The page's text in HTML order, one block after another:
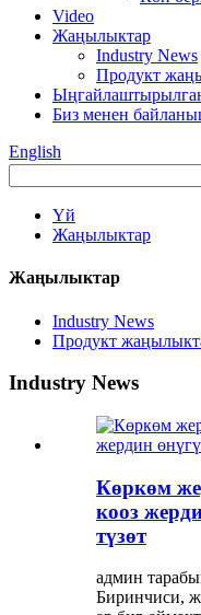
Video
Жаңылыктар
Industry News
Продукт
Биз менен
English
Үй
Жаңылыктар
Жаңылыктар
Industry News
Продукт
Industry News
Көркөм
кооз
түзөт
админ
Биринчиси,